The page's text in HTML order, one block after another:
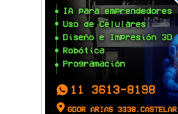
Festival aéreo: El cielo
llenó de aviones
Festival aéreo: llega la
aviones experimentales
Hangar Zero: Conocé